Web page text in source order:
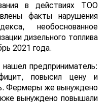
в действиях ТОО
факты нарушения
необоснованное
дизельного топлива
2021 года.
предприниматель:
повысил цену и
Фермеры же вынуждено
вынуждено повышали